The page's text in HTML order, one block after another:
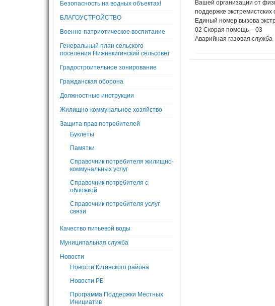
Безопасность на водных объектах!
БЛАГОУСТРОЙСТВО
Военно-патриотическое воспитание
Генеральный план сельского
поселения Нижнекигинский сельсовет
Градостроительное зонирование
Гражданская оборона
Должностные инструкции
Жилищно-коммунальное хозяйство
Защита прав потребителей
Буклеты
Памятки
Справочник потребителя жилищно-
коммунальных услуг
Справочник потребителя с
обложкой
Справочник потребителя услуг
связи
Качество питьевой воды
Муниципальная служба
Новости
Новости Кигинского района
Новости РБ
Программа Поддержки Местных
Инициатив
Вашей организации от
поддержке
Единый номер вызова
02 Скорая помощь – 03
Аварийная газовая служба